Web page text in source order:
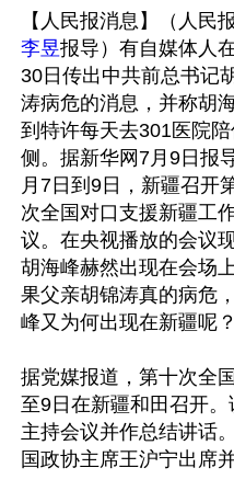
【人民报消息】（人民
李昱报导）有自媒体人
30日传出中共前总书记
涛病危的消息，并称胡
到特许每天去301医院
侧。据新华网7月9日报
月7日到9日，新疆召开
次全国对口支援新疆工
议。在央视播放的会议
胡海峰赫然出现在会场
果父亲胡锦涛真的病危
峰又为何出现在新疆呢？
据党媒报道，第十次全
至9日在新疆和田召开
主持会议并作总结讲话
国政协主席王沪宁出席